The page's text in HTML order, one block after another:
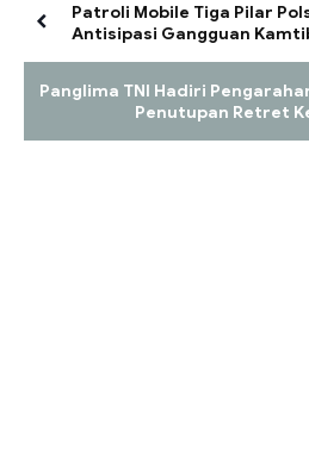
Patroli Mobile Tiga Pilar
Antisipasi Gangguan
Panglima TNI Hadiri
Penutupan Retret